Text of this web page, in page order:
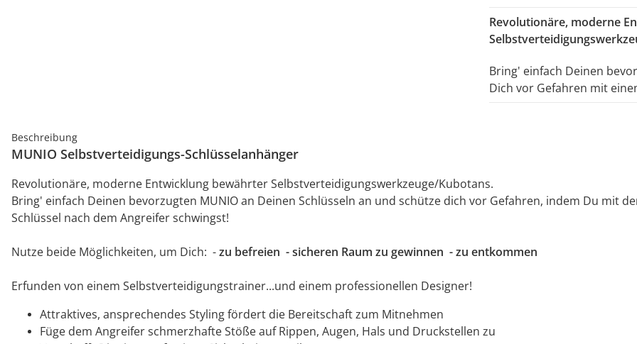
Revolutionäre, moderne
Bring' einfach Deinen
Dich vor Gefahren mit
Beschreibung
MUNIO Selbstverteidigungs-Schlüsselanhänger
Revolutionäre, moderne Entwicklung bewährter Selbstverteidigungswerkzeuge/Kubotans.
Bring' einfach Deinen bevorzugten MUNIO an Deinen Schlüsseln an und schütze dich vor Gefahren, indem Du mit
Schlüssel nach dem Angreifer schwingst!
Nutze beide Möglichkeiten, um Dich: -zu befreien - sicheren Raum zu gewinnen - zu entkommen
Erfunden von einem Selbstverteidigungstrainer...und einem professionellen Designer!
Attraktives, ansprechendes Styling fördert die Bereitschaft zum Mitnehmen
Füge dem Angreifer schmerzhafte Stöße auf Rippen, Augen, Hals und Druckstellen zu